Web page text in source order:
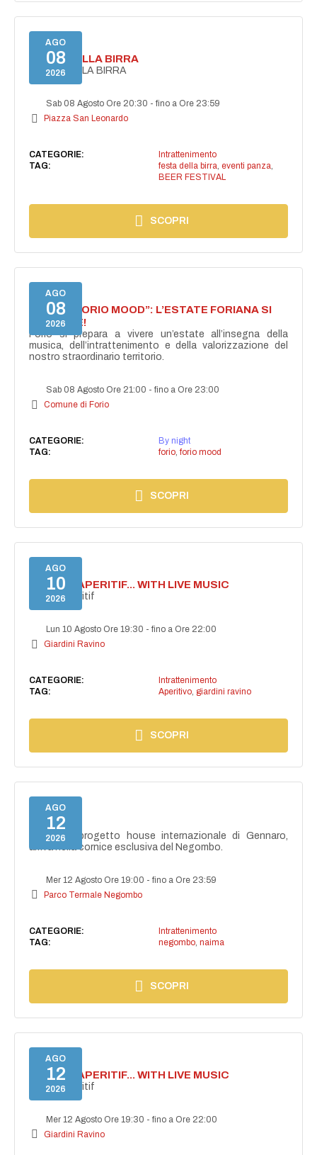
AGO
08
2026
FESTA DELLA BIRRA
FESTA DELLA BIRRA
Sab 08 Agosto Ore 20:30 -fino a Ore 23:59
Piazza San Leonardo
CATEGORIE:
Intrattenimento
TAG:
festa della birra, eventi panza,
BEER FESTIVAL
SCOPRI
AGO
08
2026
NASCE “FORIO MOOD”: L’ESTATE FORIANA SI
ACCENDE!
Forio si prepara a vivere un’estate all’insegna della
musica, dell’intrattenimento e della valorizzazione del
nostro straordinario territorio.
Sab 08 Agosto Ore 21:00 -fino a Ore 23:00
Comune di Forio
CATEGORIE:
By night
TAG:
forio, forio mood
SCOPRI
AGO
10
2026
SECRET APERITIF... WITH LIVE MUSIC
Secret aperitif
Lun 10 Agosto Ore 19:30 -fino a Ore 22:00
Giardini Ravino
CATEGORIE:
Intrattenimento
TAG:
Aperitivo, giardini ravino
SCOPRI
AGO
12
2026
NAIMA
NAIMA, il progetto house internazionale di Gennaro,
arriva nella cornice esclusiva del Negombo.
Mer 12 Agosto Ore 19:00 -fino a Ore 23:59
Parco Termale Negombo
CATEGORIE:
Intrattenimento
TAG:
negombo, naima
SCOPRI
AGO
12
2026
SECRET APERITIF... WITH LIVE MUSIC
Secret aperitif
Mer 12 Agosto Ore 19:30 -fino a Ore 22:00
Giardini Ravino